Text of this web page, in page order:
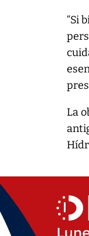
“Si
La